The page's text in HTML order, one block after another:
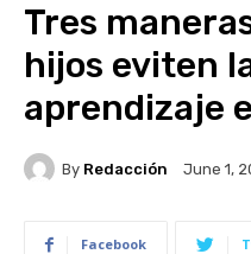
Tres
hijos eviten
aprendizaje
By Redacción June 1,
Facebook